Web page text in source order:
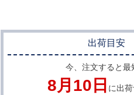
出荷目安
今、注文すると最
8月10日 に出